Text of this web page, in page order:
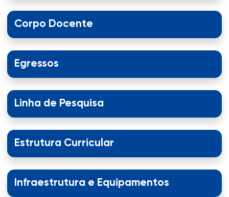
Corpo Docente
Egressos
Linha de Pesquisa
Estrutura Curricular
Infraestrutura e Equipamentos